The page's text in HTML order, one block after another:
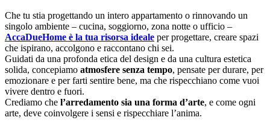
Che tu stia progettando un intero appartamento o rinnovando un
singolo ambiente – cucina, soggiorno, zona notte o ufficio –
AccaDueHome è la tua risorsa ideale per progettare, creare spazi
che ispirano, accolgono e raccontano chi sei.
Guidati da una profonda etica del design e da una cultura estetica
solida, concepiamo atmosfere senza tempo, pensate per durare, per
emozionare e per farti sentire bene, ma che rispecchiano come vuoi
vivere dentro e fuori.
Crediamo che l’arredamento sia una forma d’arte, e come ogni
arte, deve coinvolgere i sensi e rispecchiare l’anima.